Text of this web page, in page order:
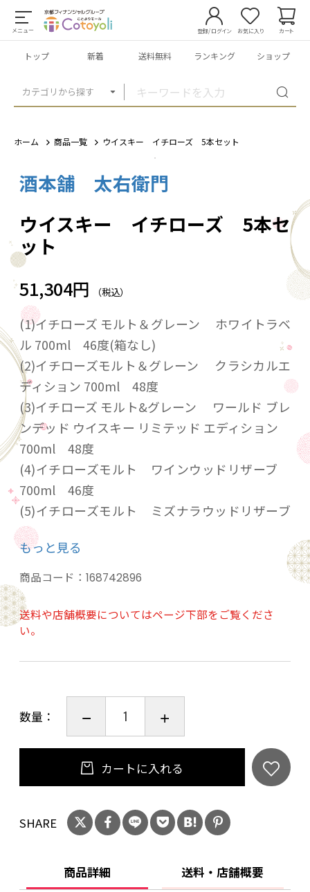
メニュー
カテゴリから探す
登録/ログイン お気に入り カート
トップ 新着 送料無料 ランキング ショップ
ホーム 商品一覧 ウイスキー イチローズ 5本セット
酒本舗 太右衛門
ウイスキー イチローズ 5本セ
ット
51,304円 （税込）
(1)イチローズ モルト＆グレーン ホワイトラベ
ル 700ml 46度(箱なし)
(2)イチローズモルト＆グレーン クラシカルエ
ディション 700ml 48度
(3)イチローズ モルト&グレーン ワールド ブレ
ンデッド ウイスキー リミテッド エディション
700ml 48度
(4)イチローズモルト ワインウッドリザーブ
700ml 46度
(5)イチローズモルト ミズナラウッドリザーブ
MWR 700ml 46度
20歳未満の飲酒は法律で禁止されています。当
店は20歳未満の方への酒類の販売はいたしてお
りません。
ご購入時、「ご注文手続き」画面の「お問い合
ことよりモール会員で生年月日登録済みの方
は、お問い合わせ欄への入力は不要です。
もっと見る
商品コード： 168742896
送料や店舗概要についてはページ下部をご覧くださ
い。
数量：
カートに入れる
SHARE
商品詳細 送料・店舗概要